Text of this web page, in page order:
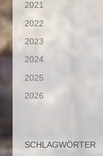
2021
2022
2023
2024
2025
2026
SCHLAGWÖRTER